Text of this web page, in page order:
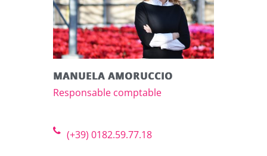
MANUELA AMORUCCIO
Responsable comptable
(+39) 0182.59.77.18